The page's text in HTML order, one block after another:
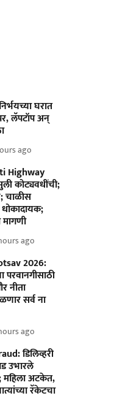
घरात
लॅपटॉप अन्
ago
Highway
कोट्यवधींची;
चाळीस
धोकादायक;
ago
2026:
नीता
सर्व ना
ago
डिलिव्हरी
उभारले
महिला अटकेत,
रॅकेटचा